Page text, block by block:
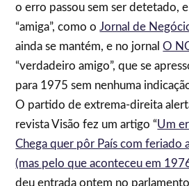
o erro passou sem ser detetado,
“amiga”, como oJornal de
ainda se mantém, e no jornalO
“verdadeiro amigo”, que se
para 1975 sem nenhuma
O partido de extrema-direita
revista Visão fez um artigo “Um
Chega quer pôr País com feriado
(mas pelo que aconteceu em
deu entrada ontem no